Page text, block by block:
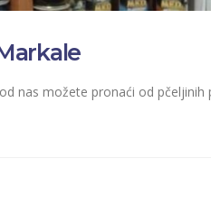
nas možete pronaći od